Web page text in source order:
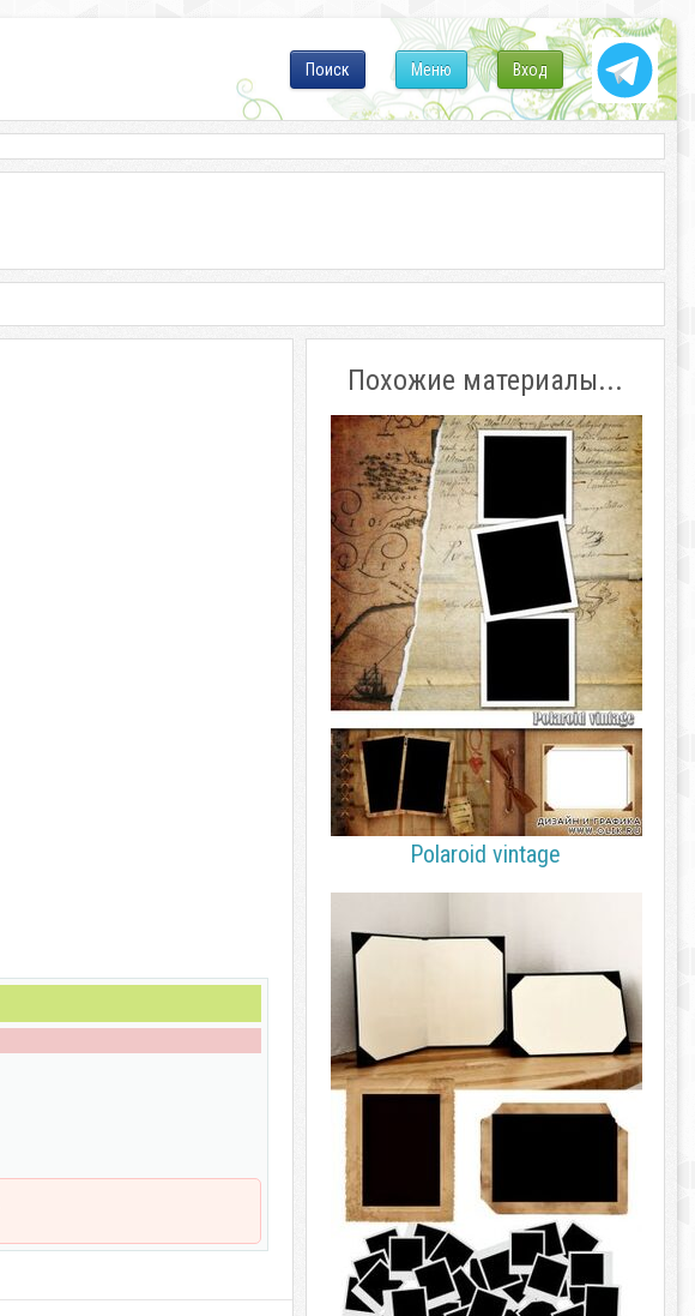
Вход
Меню
Поиск
Похожие материалы...
Polaroid vintage